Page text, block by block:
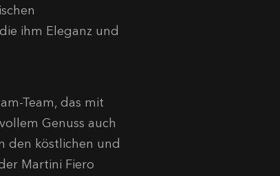
ihm Eleganz und
Team, das mit
Genuss auch
den köstlichen und
Martini Fiero